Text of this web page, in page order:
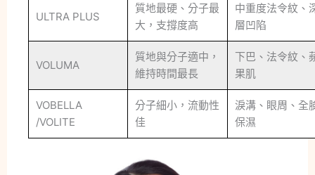
ULTRA PLUS
質地最硬、分子最
大，支撐度高
中重度法令紋、
層凹陷
VOLUMA
質地與分子適中，
維持時間最長
下巴、法令紋、
果肌
VOBELLA
/VOLITE
分子細小，流動性
佳
淚溝、眼周、全
保濕